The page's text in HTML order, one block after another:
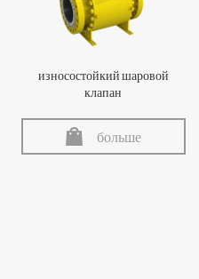
износостойкий шаровой
клапан
больше